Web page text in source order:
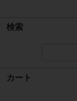
検索
カート